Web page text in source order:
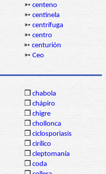
➳ centeno
➳ centinela
➳ centrífuga
➳ centro
➳ centurión
➳ Ceo
❒ chabola
❒ chápiro
❒ chigre
❒ chollonca
❒ ciclosporiasis
❒ cirílico
❒ cleptomanía
❒ coda